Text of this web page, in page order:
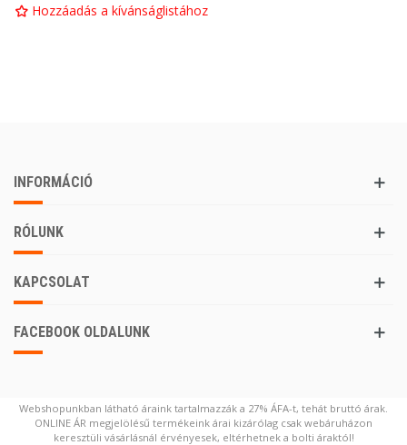
Hozzáadás a kívánságlistához
INFORMÁCIÓ
RÓLUNK
KAPCSOLAT
FACEBOOK OLDALUNK
Webshopunkban látható áraink tartalmazzák a 27% ÁFA-t, tehát bruttó árak.
ONLINE ÁR megjelölésű termékeink árai kizárólag csak webáruházon
keresztüli vásárlásnál érvényesek, eltérhetnek a bolti áraktól!